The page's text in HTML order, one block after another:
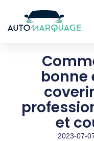
bonne
et
2023-07-